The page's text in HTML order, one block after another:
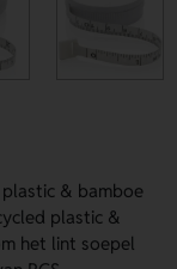
& bamboe
plastic &
het lint soepel